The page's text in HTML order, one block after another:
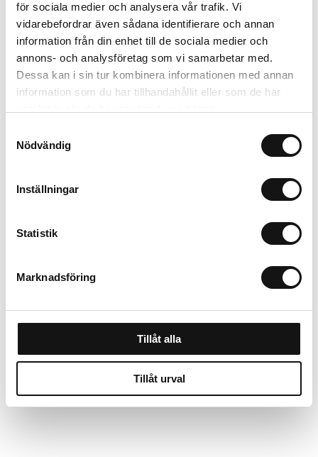
för sociala medier och analysera vår trafik. Vi
vidarebefordrar även sådana identifierare och annan
information från din enhet till de sociala medier och
annons- och analysföretag som vi samarbetar med.
Dessa kan i sin tur kombinera informationen med annan
information som du har tillhandahållit eller som de har
Nödvändig
Inställningar
Statistik
Marknadsföring
Tillåt alla
Tillåt urval
Artikelnr: SVS84015
Beställningsvara, 1-2v
32 kr
Lägg i varukorgen
Ekologiskt utbud